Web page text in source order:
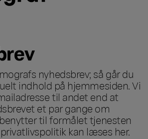
nyhedsbrev; så går du
indhold på hjemmesiden. Vi
til andet end at
et par gange om
til formålet tjenesten
kan læses her.